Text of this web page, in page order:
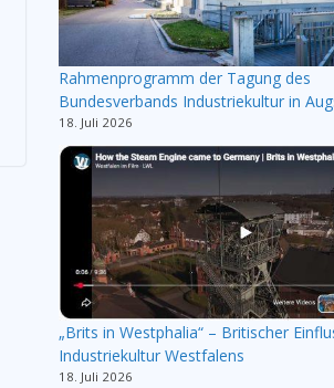
Rahmenprogramm der Tagung des
Bundesverbands Industriekultur in
18. Juli 2026
„Brits in Westphalia“ – Britischer
Industriekultur Westfalens
18. Juli 2026